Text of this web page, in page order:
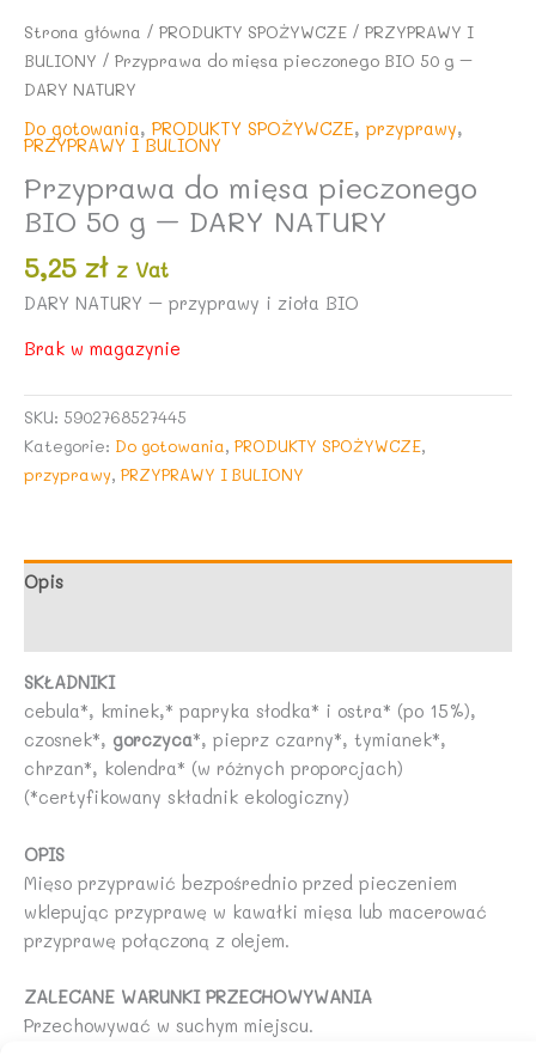
Strona główna / PRODUKTY SPOŻYWCZE / PRZYPRAWY I
BULIONY / Przyprawa do mięsa pieczonego BIO 50 g –
DARY NATURY
Do gotowania, PRODUKTY SPOŻYWCZE, przyprawy,
PRZYPRAWY I BULIONY
Przyprawa do mięsa pieczonego
BIO 50 g – DARY NATURY
5,25 zł z Vat
DARY NATURY – przyprawy i zioła BIO
Brak w magazynie
SKU: 5902768527445
Kategorie: Do gotowania, PRODUKTY SPOŻYWCZE,
przyprawy, PRZYPRAWY I BULIONY
Opis
SKŁADNIKI
cebula*, kminek,* papryka słodka* i ostra* (po 15%),
czosnek*, gorczyca*, pieprz czarny*, tymianek*,
chrzan*, kolendra* (w różnych proporcjach)
(*certyfikowany składnik ekologiczny)
OPIS
Mięso przyprawić bezpośrednio przed pieczeniem
wklepując przyprawę w kawałki mięsa lub macerować
przyprawę połączoną z olejem.
ZALECANE WARUNKI PRZECHOWYWANIA
Przechowywać w suchym miejscu.